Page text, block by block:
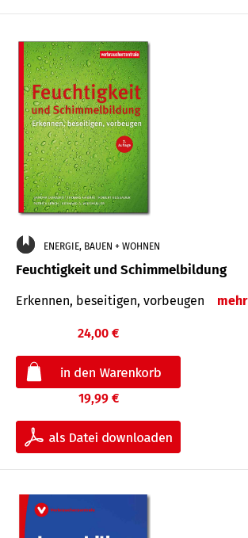
ENERGIE, BAUEN + WOHNEN
Feuchtigkeit und Schimmelbildung
Erkennen, beseitigen, vorbeugen mehr
24,00 €
19,99 €